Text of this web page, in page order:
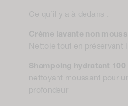
Ce qu’il y a à dedans :
Crème lavante non
Nettoie tout en préservant
Shampoing hydratant 100
nettoyant moussant pour
profondeur